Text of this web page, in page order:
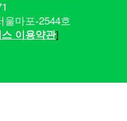
울마포-2544호
이용약관]